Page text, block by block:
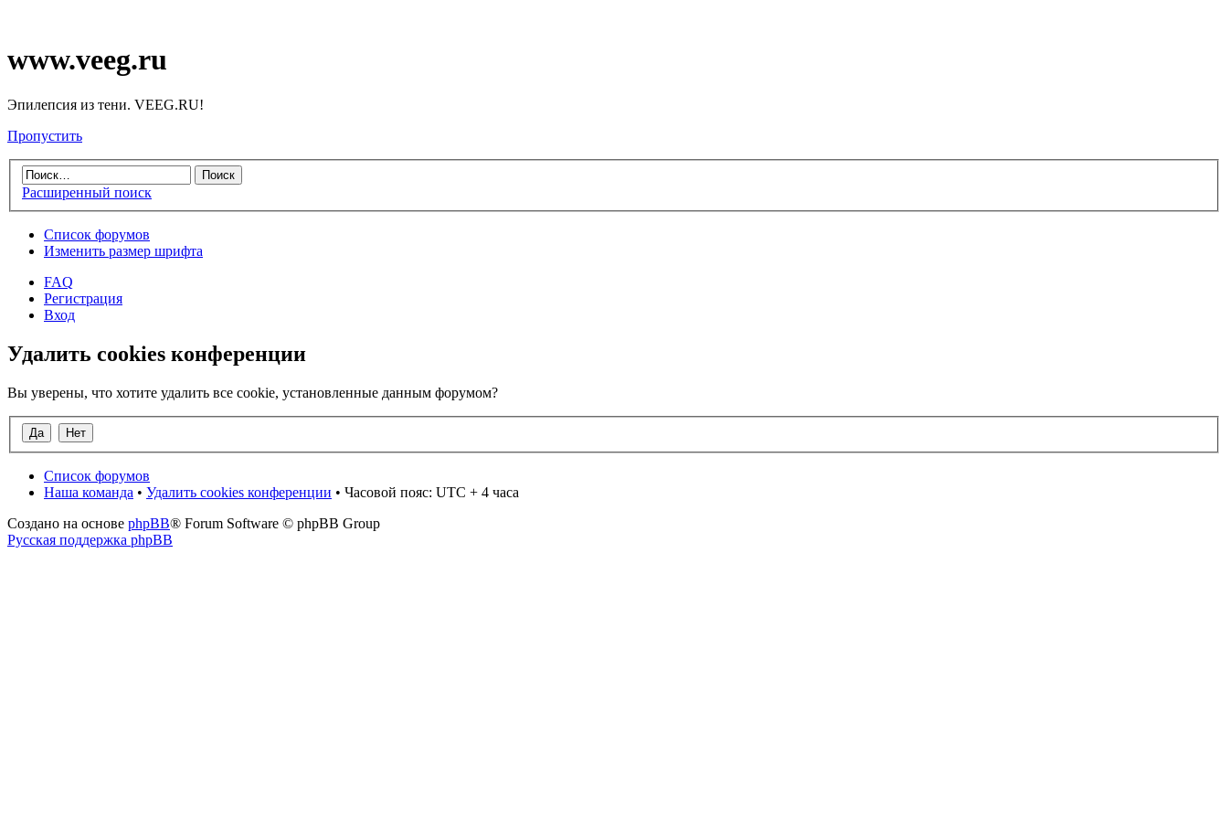
www.veeg.ru
Эпилепсия из тени. VEEG.RU!
Пропустить
Расширенный поиск
Список форумов
Изменить размер шрифта
FAQ
Регистрация
Вход
Удалить cookies конференции
Вы уверены, что хотите удалить все cookie, установленные данным форумом?
Список форумов
Наша команда • Удалить cookies конференции • Часовой пояс: UTC + 4 часа
Создано на основе phpBB® Forum Software © phpBB Group
Русская поддержка phpBB